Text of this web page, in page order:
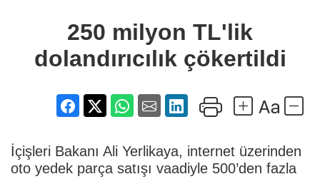
çökertildi
250 milyon TL'lik
dolandırıcılık çökertildi
İçişleri Bakanı Ali Yerlikaya, internet üzerinden
oto yedek parça satışı vaadiyle 500’den fazla